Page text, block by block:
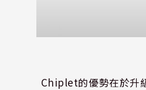
Chiplet的優勢在於升